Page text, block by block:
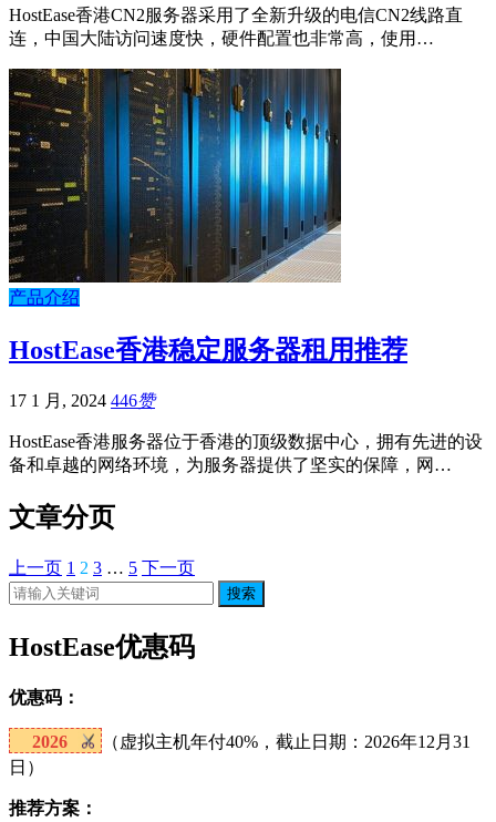
HostEase香港CN2服务器采用了全新升级的电信CN2线路直
连，中国大陆访问速度快，硬件配置也非常高，使用…
产品介绍
HostEase香港稳定服务器租用推荐
17 1 月, 2024 446赞
HostEase香港服务器位于香港的顶级数据中心，拥有先进的设
备和卓越的网络环境，为服务器提供了坚实的保障，网…
文章分页
上一页 1 2 3 … 5 下一页
搜索
HostEase优惠码
优惠码：
2026
（虚拟主机年付40%，截止日期：2026年12月31
日）
推荐方案：